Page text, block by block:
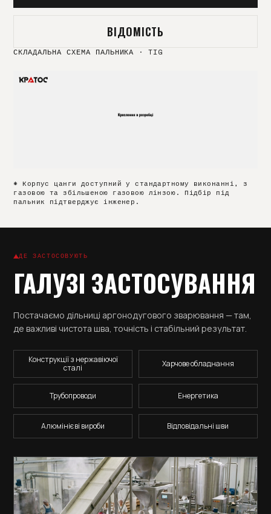
ВІДОМІСТЬ
СКЛАДАЛЬНА СХЕМА ПАЛЬНИКА ·TIG
* Корпус цанги доступний у стандартному виконанні, з
газовою та збільшеною газовою лінзою. Підбір під
пальник підтверджує інженер.
ДЕ ЗАСТОСОВУЮТЬ
ГАЛУЗІ ЗАСТОСУВАННЯ
Постачаємо дільниці аргонодугового зварювання — там,
де важливі чистота шва, точність і стабільний результат.
Конструкції з нержавіючої
сталі
Харчове обладнання
Трубопроводи Енергетика
Алюмінієві вироби Відповідальні шви